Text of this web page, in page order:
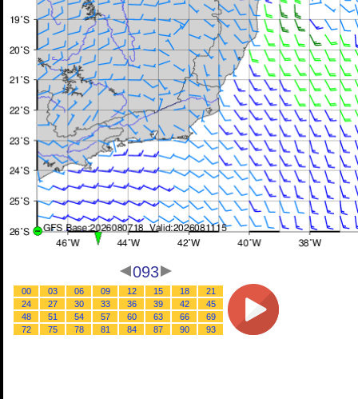
093
00 03 06 09 12 15 18
21
24
27 30 33 36 39 42
45
48
51 54 57 60 63 66
69
72
75 78 81 84 87 90 93